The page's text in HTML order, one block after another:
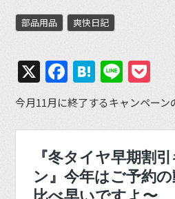
部品用品 爽快日記
X Facebook
Hatena
Line
今月11月に終了するキャンペーン